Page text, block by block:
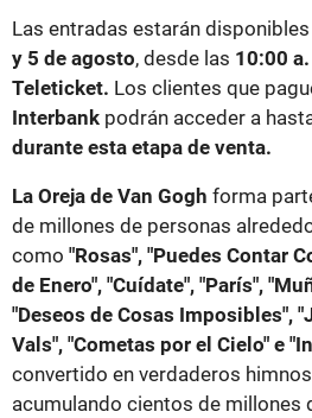
Las entradas estarán
y 5 de agosto, desde las 10:00
Teleticket. Los clientes que
Interbank podrán acceder a
durante esta etapa de venta.
La Oreja de Van Gogh forma
de millones de personas
como "Rosas", "Puedes Contar
de Enero", "Cuídate", "París",
"Deseos de Cosas Imposibles",
Vals", "Cometas por el Cielo" e
convertido en verdaderos
acumulando cientos de millones